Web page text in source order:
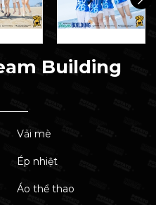
Building
Vải mè
Ép nhiệt
Áo thể thao